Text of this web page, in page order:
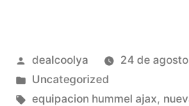
Publicado
por
dealcoolya
24 de
Publicado
en
Uncategorized
Etiquetas:
equipacion hummel ajax,